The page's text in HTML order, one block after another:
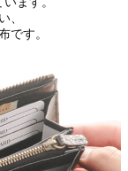
、
です。